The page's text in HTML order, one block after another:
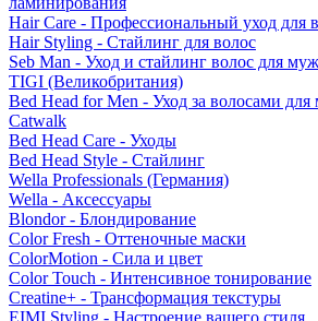
Hair Care - Профессиональный уход для
Hair Styling - Стайлинг для волос
Seb Man - Уход и стайлинг волос для
TIGI (Великобритания)
Bed Head for Men - Уход за волосами
Catwalk
Bed Head Care - Уходы
Bed Head Style - Стайлинг
Wella Professionals (Германия)
Wella - Аксессуары
Blondor - Блондирование
Color Fresh - Оттеночные маски
ColorMotion - Сила и цвет
Color Touch - Интенсивное тонирование
Creatine+ - Трансформация текстуры
EIMI Styling - Настроение вашего стиля